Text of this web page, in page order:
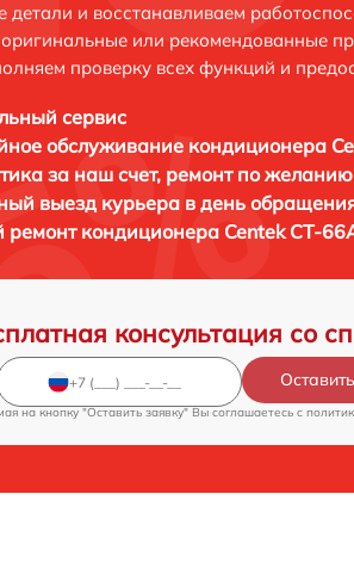
детали и восстанавливаем
или рекомендованные
проверку всех функций и
сервис
обслуживание кондиционера
за наш счет, ремонт по желанию
выезд курьера в день
ремонт кондиционера Centek CT-
консультация со
на кнопку "Оставить заявку" Вы соглашаетесь c